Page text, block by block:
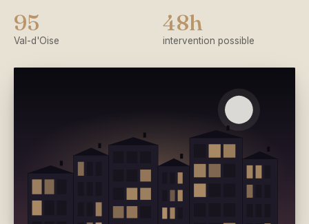
95
Val-d'Oise
48h
intervention possible